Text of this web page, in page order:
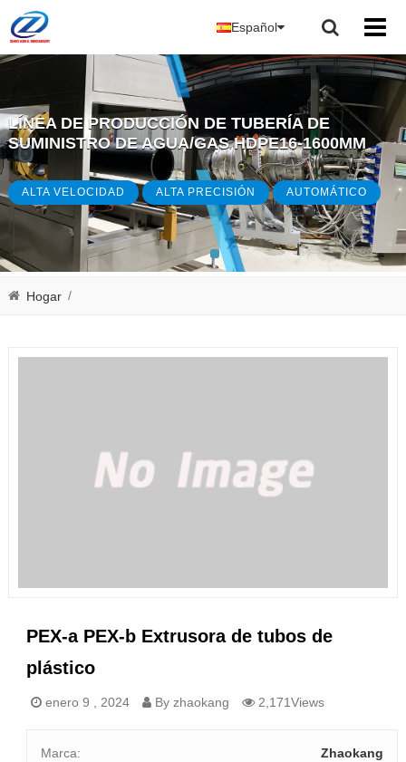
Español
LÍNEA DE PRODUCCIÓN DE TUBERÍA DE
SUMINISTRO DE AGUA/GAS HDPE16-1600MM
ALTA VELOCIDAD ALTA PRECISIÓN AUTOMÁTICO
Hogar /
PEX-a PEX-b Extrusora de tubos de
plástico
enero 9 , 2024 By zhaokang 2,171Views
Marca:
Zhaokang